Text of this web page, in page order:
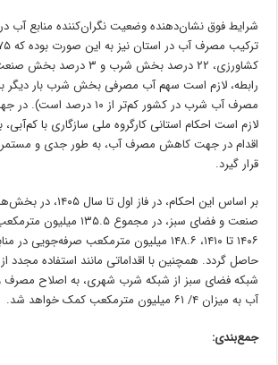
شرایط فوق نشان‌دهنده وضعیت نگران‌کننده منابع آب
کشاورزی، ۲۲ درصد بخش شرب
رابطه، لازم است سهم آب مصرفی بخش شرب بار دیگر
مصرف آب شرب در کشور کم‌تر از
لازم است احکام استانی کارگروه ملی سازگاری با
اقدام در جهت کاهش مصرف آب، به طور جدی و مستمر
قرار گیرد.
بر اساس این احکام، در
صنعت و فضای سبز، در مجموع
۱۴۰۶ تا ۱۴۱۰، ۱۴۸.۶ میلیون مترمکعب
حاصل گردد. همچنین با اقداماتی مانند استفاده مجدد
شبکه فضای سبز از شبکه شرب شهری، به اصلاح مصرف و
آب به میزان ۴/ ۶۱ میلیون مترمکعب کمک خواهد شد.
جمع‌بندی: